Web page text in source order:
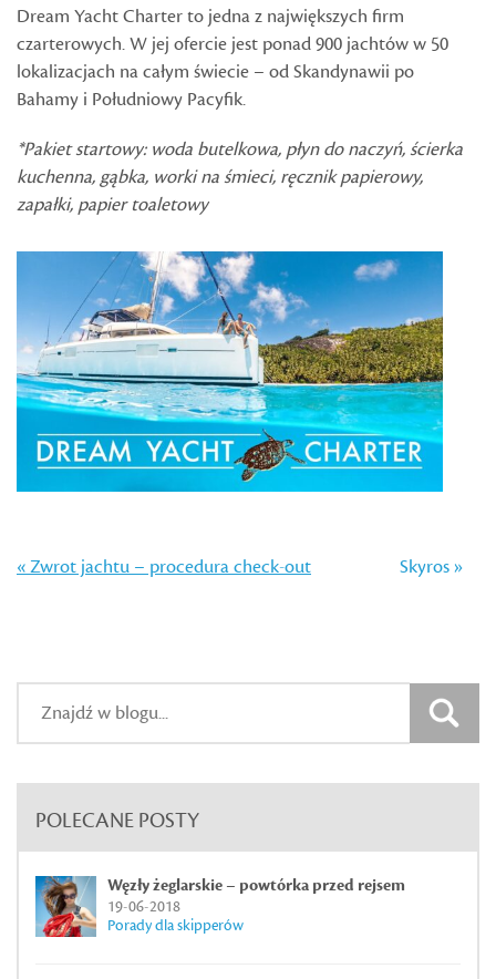
Dream Yacht Charter to jedna z największych firm
czarterowych. W jej ofercie jest ponad 900 jachtów w 50
lokalizacjach na całym świecie – od Skandynawii po
Bahamy i Południowy Pacyfik.
*Pakiet startowy: woda butelkowa, płyn do naczyń, ścierka
kuchenna, gąbka, worki na śmieci, ręcznik papierowy,
zapałki, papier toaletowy
« Zwrot jachtu – procedura check-out Skyros »
POLECANE POSTY
Węzły żeglarskie – powtórka przed rejsem
19-06-2018
Porady dla skipperów